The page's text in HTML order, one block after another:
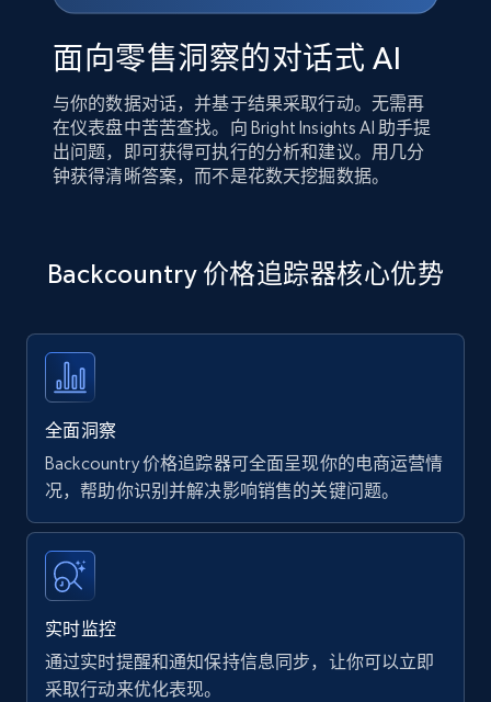
面向零售洞察的对话式 AI
与你的数据对话，并基于结果采取行动。无需再
在仪表盘中苦苦查找。向 Bright Insights AI 助手提
出问题，即可获得可执行的分析和建议。用几分
钟获得清晰答案，而不是花数天挖掘数据。
Backcountry 价格追踪器核心优势
全面洞察
Backcountry 价格追踪器可全面呈现你的电商运营情
况，帮助你识别并解决影响销售的关键问题。
实时监控
通过实时提醒和通知保持信息同步，让你可以立即
采取行动来优化表现。